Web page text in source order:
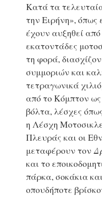
Κατά τα
την Ειρήνη», όπως
έχουν αυξηθεί
εκατοντάδες
τη φορά,
συμμοριών και
τετραγωνικά
από το Κόμπτον
βόλτα, λέσχες
η Λέσχη
Πλευράς και οι
μεταφέρουν τον
και το
πάρκα, σοκάκια
οπουδήποτε